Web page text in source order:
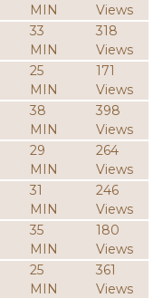
MIN
Views
33
MIN
318
Views
25
MIN
171
Views
38
MIN
398
Views
29
MIN
264
Views
31
MIN
246
Views
35
MIN
180
Views
25
MIN
361
Views